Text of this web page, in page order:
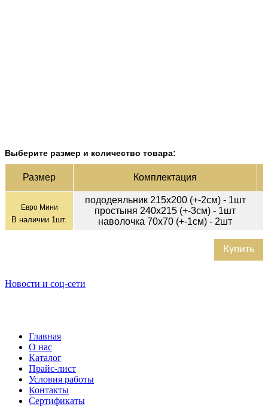
Выберите размер и количество товара:
Раз­мер Ком­плек­тация
Евро Мини
В наличии 1шт.
пододеяльник 215х200 (+-2см) - 1шт
простыня 240х215 (+-3см) - 1шт
наволочка 70х70 (+-1см) - 2шт
Купить
Новости и соц-сети
Главная
О нас
Каталог
Прайс-лист
Условия работы
Контакты
Сертификаты